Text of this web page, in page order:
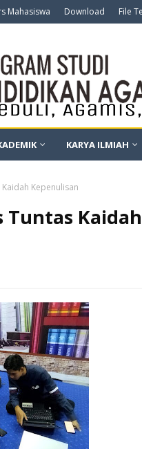
Mahasiswa Download File
KARYA ILMIAH
Kepenulisan
Tuntas Kaidah